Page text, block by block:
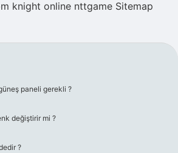
knight online nttgame Sitemap
paneli gerekli ?
değiştirir mi ?
?